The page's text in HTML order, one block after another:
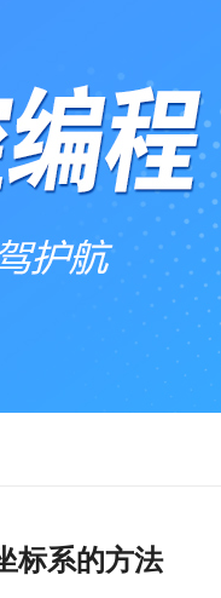
标系的方法